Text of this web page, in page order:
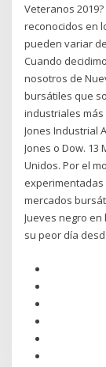
Veteranos
reconocidos en
pueden variar
Cuando
nosotros de
bursátiles que
industriales más
Jones Industrial
Jones o Dow. 13
Unidos. Por el
experimentadas
mercados
Jueves negro
su peor día